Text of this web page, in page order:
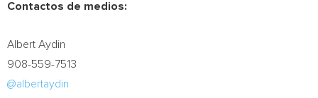
Contactos de medios:
Albert Aydin
908-559-7513
@albertaydin